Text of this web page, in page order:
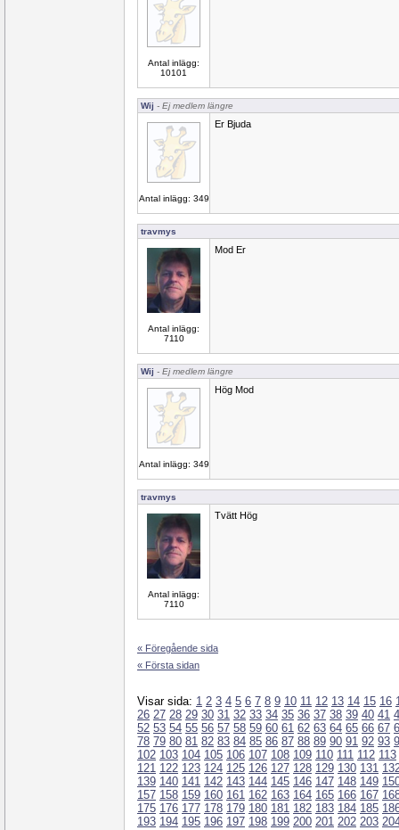
Antal inlägg:
10101
Wij - Ej medlem längre
Antal inlägg: 349
Er Bjuda
travmys
Antal inlägg:
7110
Mod Er
Wij - Ej medlem längre
Antal inlägg: 349
Hög Mod
travmys
Antal inlägg:
7110
Tvätt Hög
« Föregående sida
« Första sidan
Visar sida: 1 2 3 4 5 6 7 8 9 10 11 12 13 14 15 16
26 27 28 29 30 31 32 33 34 35 36 37 38 39 40 41
52 53 54 55 56 57 58 59 60 61 62 63 64 65 66 67
78 79 80 81 82 83 84 85 86 87 88 89 90 91 92 93
102 103 104 105 106 107 108 109 110 111 112 113
121 122 123 124 125 126 127 128 129 130 131
139 140 141 142 143 144 145 146 147 148 149
157 158 159 160 161 162 163 164 165 166 167
175 176 177 178 179 180 181 182 183 184 185
193 194 195 196 197 198 199 200 201 202 203